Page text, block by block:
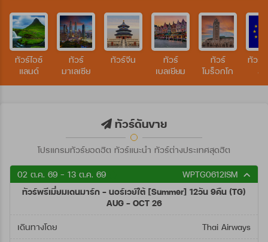
คำค้นหา/รหัสทัวร์
ประเทศ
ถึงวันที่
ค้นหา
ทัวร์ไอซ์
แลนด์
ทัวร์
มาเลเซีย
ทัวร์จีน
ทัวร์
เบลเยียม
ทัวร์
โมร็อกโก
ทัวร์
ส
ทัวร์ดันขาย
โปรแกรมทัวร์ยอดฮิต ทัวร์แนะนำ ทัวร์ต่างประเทศสุดฮิต
02 ต.ค. 69 - 13 ต.ค. 69
WPTG0612ISM
ทัวร์พรีเมี่ยมเดนมาร์ก - นอร์เวย์ใต้ [Summer] 12วัน 9คืน (TG)
AUG - OCT 26
เดินทางโดย Thai Airways